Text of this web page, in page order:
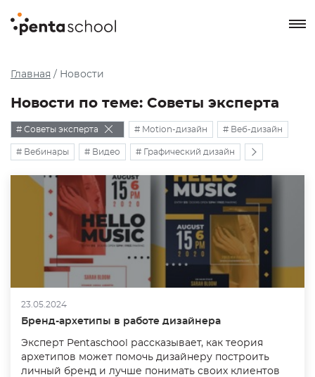
Главная / Новости
Новости по теме: Советы эксперта
# Советы эксперта # Motion-дизайн # Веб-дизайн
# Вебинары # Видео # Графический дизайн
# Дизайн # Дизайн интерьера # Дизайн одежды
# Интерьера # Ландшафтный дизайн # Личный бренд
# Международный дизайн # Мода и стиль # Мы в СМИ
# Наши выпускники # Наши эксперты # Обучение
# Профессии # Рисование # События # Творчество
23.05.2024
Бренд-архетипы в работе дизайнера
Эксперт Pentaschool рассказывает, как теория
архетипов может помочь дизайнеру построить
личный бренд и лучше понимать своих клиентов